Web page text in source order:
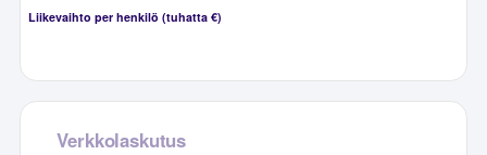
Liikevaihto per henkilö (tuhatta €)
Verkkolaskutus